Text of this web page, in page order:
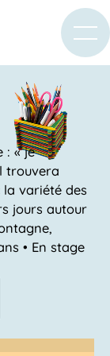
: « je
trouvera
variété des
jours autour
• En stage